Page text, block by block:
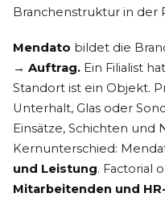
Branchenstruktur in der
Mendato bildet die
→ Auftrag. Ein Filialist
Standort ist ein Objekt.
Unterhalt, Glas oder
Einsätze, Schichten und
Kernunterschied:
und Leistung. Factorial
Mitarbeitenden und